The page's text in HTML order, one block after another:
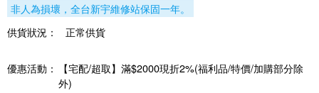
非人為損壞，全台新宇維修站保固一年。
供貨狀況：
正常供貨
優惠活動：
【宅配/超取】滿$2000現折2%(福利品/特價/加購部分除
外)